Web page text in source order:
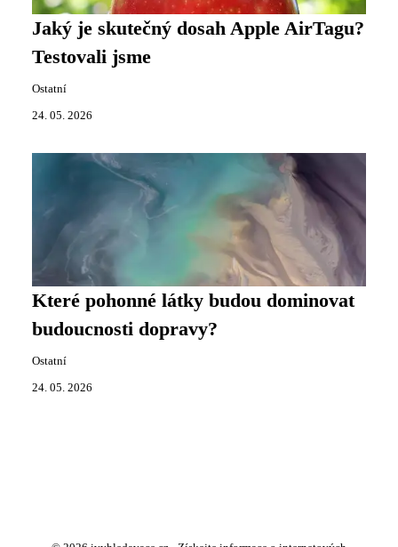
Jaký je skutečný dosah Apple AirTagu?
Testovali jsme
Ostatní
24. 05. 2026
Které pohonné látky budou dominovat
budoucnosti dopravy?
Ostatní
24. 05. 2026